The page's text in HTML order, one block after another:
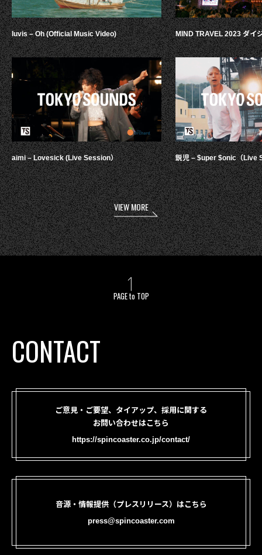
luvis – Oh (Official Music Video)
aimi – Lovesick (Live Session）
MIND TRAVEL 2023 ダイ
鋭児 – $uper $onic（Live
VIEW MORE
PAGE to TOP
CONTACT
ご意見・ご要望、タイアップ、採用に関する
お問い合わせはこちら
https://spincoaster.co.jp/contact/
音源・情報提供（プレスリリース）はこちら
press@spincoaster.com